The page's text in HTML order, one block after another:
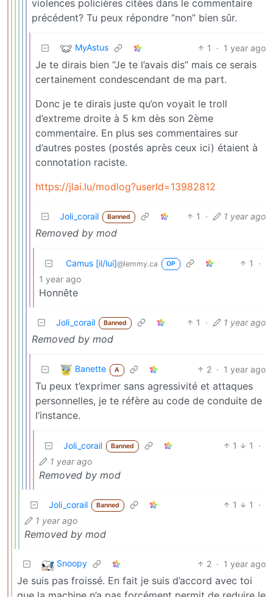
violences policières citées dans le commentaire
précédent? Tu peux répondre “non” bien sûr.
MyAstus 1 · 1 year ago
Je te dirais bien “Je te l’avais dis” mais ce serais
certainement condescendant de ma part.
Donc je te dirais juste qu’on voyait le troll
d’extreme droite à 5 km dès son 2ème
commentaire. En plus ses commentaires sur
d’autres postes (postés après ceux ici) étaient à
connotation raciste.
https://jlai.lu/modlog?userId=13982812
Joli_corail Banned 1 · 1 year ago
Removed by mod
Camus [il/lui]@lemmy.ca OP 1
·
1 year ago
Honnête
Joli_corail Banned 1 · 1 year ago
Removed by mod
Banette A 2 · 1 year ago
Tu peux t’exprimer sans agressivité et attaques
personnelles, je te réfère au code de conduite de
l’instance.
Joli_corail Banned 1 1
·
1 year ago
Removed by mod
Joli_corail Banned 1 1
·
1 year ago
Removed by mod
Snoopy 2 · 1 year ago
Je suis pas froissé. En fait je suis d’accord avec toi